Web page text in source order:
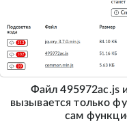
Файл 495972ac.js
вызывается только
сам